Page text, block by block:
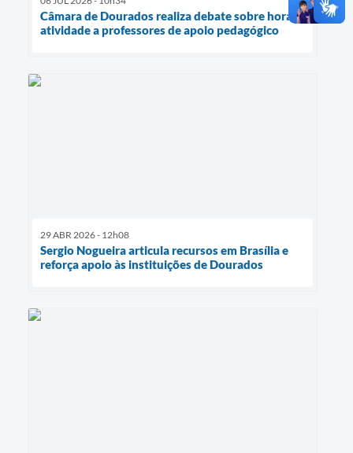
Câmara de Dourados realiza debate sobre hora-
atividade a professores de apoio pedagógico
29 ABR 2026 - 12h08
Sergio Nogueira articula recursos em Brasília e
reforça apoio às instituições de Dourados